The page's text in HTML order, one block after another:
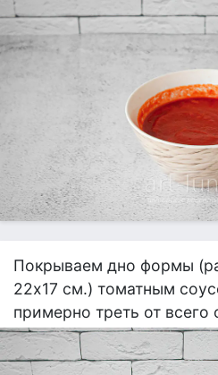
Покрываем дно формы
22х17 см.) томатным
примерно треть от всего